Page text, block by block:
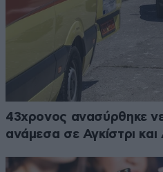
43χρονος ανασύρθηκε
ανάμεσα σε Αγκίστρι και